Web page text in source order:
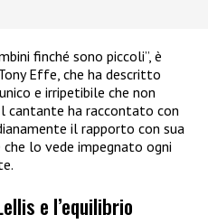
finché sono piccoli”, è
Effe, che ha descritto
e irripetibile che non
cantante ha raccontato con
il rapporto con sua
lo vede impegnato ogni
e l’equilibrio